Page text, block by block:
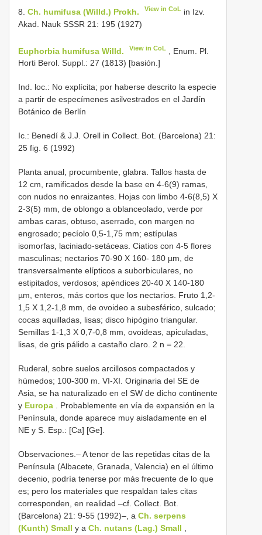
8. Ch. humifusa (Willd.) Prokh. View in CoL in Izv.
Akad. Nauk SSSR 21: 195 (1927)
Euphorbia humifusa Willd. View in CoL
, Enum. Pl.
Horti Berol. Suppl.: 27 (1813) [basión.]
Ind. loc.: No explícita; por haberse descrito la especie
a partir de especímenes asilvestrados en el Jardín
Botánico de Berlín
Ic.: Benedí & J.J. Orell in Collect. Bot. (Barcelona) 21:
25 fig. 6 (1992)
Planta anual, procumbente, glabra. Tallos hasta de
12 cm, ramificados desde la base en 4-6(9) ramas,
con nudos no enraizantes. Hojas con limbo 4-6(8,5) X
2-3(5) mm, de oblongo a oblanceolado, verde por
ambas caras, obtuso, aserrado, con margen no
engrosado; pecíolo 0,5-1,75 mm; estípulas
isomorfas, laciniado-setáceas. Ciatios con 4-5 flores
masculinas; nectarios 70-90 X 160- 180 µm, de
transversalmente elípticos a suborbiculares, no
estipitados, verdosos; apéndices 20-40 X 140-180
µm, enteros, más cortos que los nectarios. Fruto 1,2-
1,5 X 1,2-1,8 mm, de ovoideo a subesférico, sulcado;
cocas aquilladas, lisas; disco hipógino triangular.
Semillas 1-1,3 X 0,7-0,8 mm, ovoideas, apiculadas,
lisas, de gris pálido a castaño claro. 2 n = 22.
Ruderal, sobre suelos arcillosos compactados y
húmedos; 100-300 m. VI-XI. Originaria del SE de
Asia, se ha naturalizado en el SW de dicho continente
y Europa . Probablemente en vía de expansión en la
Península, donde aparece muy aisladamente en el
NE y S. Esp.: [Ca] [Ge].
Observaciones.– A tenor de las repetidas citas de la
Península (Albacete, Granada, Valencia) en el último
decenio, podría tenerse por más frecuente de lo que
es; pero los materiales que respaldan tales citas
corresponden, en realidad –cf. Collect. Bot.
(Barcelona) 21: 9-55 (1992)–, a Ch. serpens
(Kunth) Small y a Ch. nutans (Lag.) Small ,